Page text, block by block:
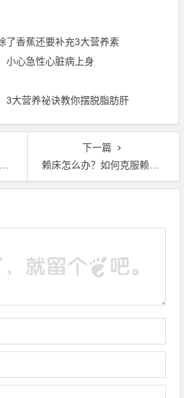
了香蕉还要补充3大营养素
小心急性心脏病上身
3大营养祕诀教你摆脱脂肪肝
下一篇
赖床怎么办？如何克服赖床？